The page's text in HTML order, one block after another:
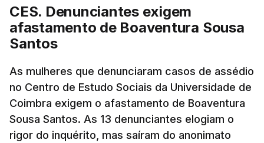
CES. Denunciantes exigem
afastamento de Boaventura Sousa
Santos
As mulheres que denunciaram casos de assédio
no Centro de Estudo Sociais da Universidade de
Coimbra exigem o afastamento de Boaventura
Sousa Santos. As 13 denunciantes elogiam o
rigor do inquérito, mas saíram do anonimato